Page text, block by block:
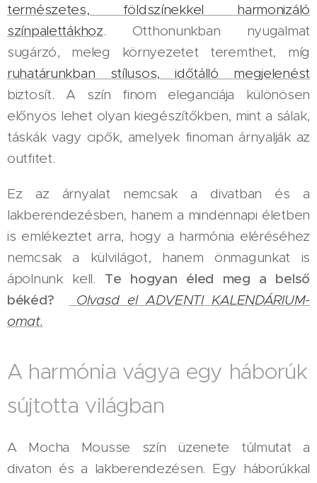
természetes, földszínekkel harmonizáló
színpalettákhoz. Otthonunkban nyugalmat
sugárzó, meleg környezetet teremthet, míg
ruhatárunkban stílusos, időtálló megjelenést
biztosít. A szín finom eleganciája különösen
előnyös lehet olyan kiegészítőkben, mint a sálak,
táskák vagy cipők, amelyek finoman árnyalják az
outfitet.
Ez az árnyalat nemcsak a divatban és a
lakberendezésben, hanem a mindennapi életben
is emlékeztet arra, hogy a harmónia eléréséhez
nemcsak a külvilágot, hanem önmagunkat is
ápolnunk kell. Te hogyan éled meg a belső
békéd?
Olvasd el ADVENTI KALENDÁRIUM-
omat.
A harmónia vágya egy háborúk
sújtotta világban
A Mocha Mousse szín üzenete túlmutat a
divaton és a lakberendezésen. Egy háborúkkal